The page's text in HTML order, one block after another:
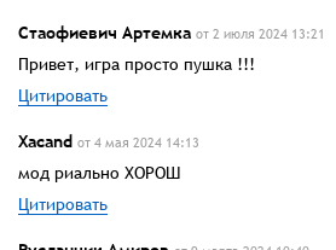
Стаофиевич Артемка от 2 июля 2024 13:21
Привет, игра просто пушка !!!
Цитировать
Xacand от 4 мая 2024 14:13
мод риально ХОРОШ
Цитировать